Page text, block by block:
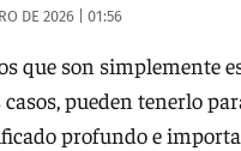
DE 2026 | 01:56
que son simplemente
pueden tenerlo
profundo e